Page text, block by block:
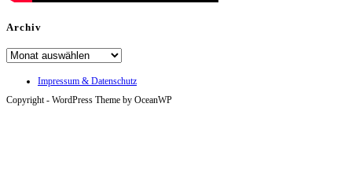
Archiv
Archiv
Impressum & Datenschutz
Copyright - WordPress Theme by OceanWP